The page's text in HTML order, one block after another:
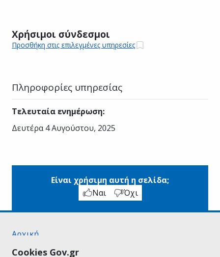
Cookies Gov.gr
Χρήσιμοι σύνδεσμοι
Προσθήκη στις επιλεγμένες υπηρεσίες
Πληροφορίες υπηρεσίας
Τελευταία ενημέρωση:
Δευτέρα 4 Αυγούστου, 2025
Είναι χρήσιμη αυτή η σελίδα;
Ναι
Όχι
Αρχική